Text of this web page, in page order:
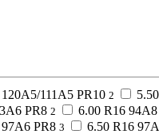
111A5 PR10 2
PR8 2 6.00 R16
PR8 3 6.50 R16